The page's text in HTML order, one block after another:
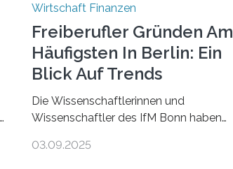
Wirtschaft Finanzen
Freiberufler Gründen Am
Häufigsten In Berlin: Ein
Blick Auf Trends
Die Wissenschaftlerinnen und
Wissenschaftler des IfM Bonn haben
Finanzamtsbezirke ein Ranking der
03.09.2025